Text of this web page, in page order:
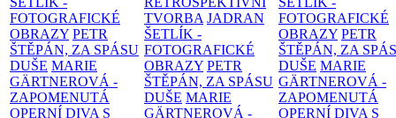
FOTOGRAFICKÉ
OBRAZY PETR
ŠTĚPÁN, ZA SPÁSU
DUŠE MARIE
GÄRTNEROVÁ -
ZAPOMENUTÁ
OPERNÍ DIVA S
TVORBA JADRAN
ŠETLÍK -
FOTOGRAFICKÉ
OBRAZY PETR
ŠTĚPÁN, ZA SPÁSU
DUŠE MARIE
GÄRTNEROVÁ -
FOTOGRAFICKÉ
OBRAZY PETR
ŠTĚPÁN, ZA
DUŠE MARIE
GÄRTNEROVÁ -
ZAPOMENUTÁ
OPERNÍ DIVA S